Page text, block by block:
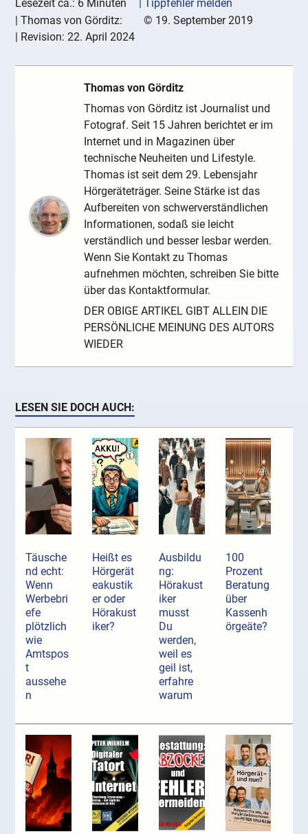
Lesezeit ca.: 6 Minuten
| Tippfehler melden
|Thomas von Görditz: © 19. September 2019
| Revision:22. April 2024
Thomas von Görditz
Thomas von Görditz ist Journalist und
Fotograf. Seit 15 Jahren berichtet er im
Internet und in Magazinen über
technische Neuheiten und Lifestyle.
Thomas ist seit dem 29. Lebensjahr
Hörgeräteträger. Seine Stärke ist das
Aufbereiten von schwerverständlichen
Informationen, sodaß sie leicht
verständlich und besser lesbar werden.
Wenn Sie Kontakt zu Thomas
aufnehmen möchten, schreiben Sie bitte
über das Kontaktformular.
DER OBIGE ARTIKEL GIBT ALLEIN DIE
PERSÖNLICHE MEINUNG DES AUTORS
WIEDER
LESEN SIE DOCH AUCH:
Täusche
nd echt:
Wenn
Werbebri
efe
plötzlich
wie
Amtspos
t
aussehe
n
Heißt es
Hörgerät
eakustik
er oder
Hörakust
iker?
Ausbildu
ng:
Hörakust
iker
musst
Du
werden,
weil es
geil ist,
erfahre
warum
100
Prozent
Beratung
über
Kassenh
örgeäte?